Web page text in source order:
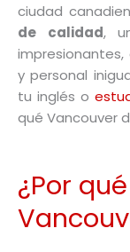
ciudad
de calidad,
y personal
tu inglés o
qué Vancouver
¿Por